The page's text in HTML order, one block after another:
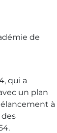
de
qui a
un plan
à
des